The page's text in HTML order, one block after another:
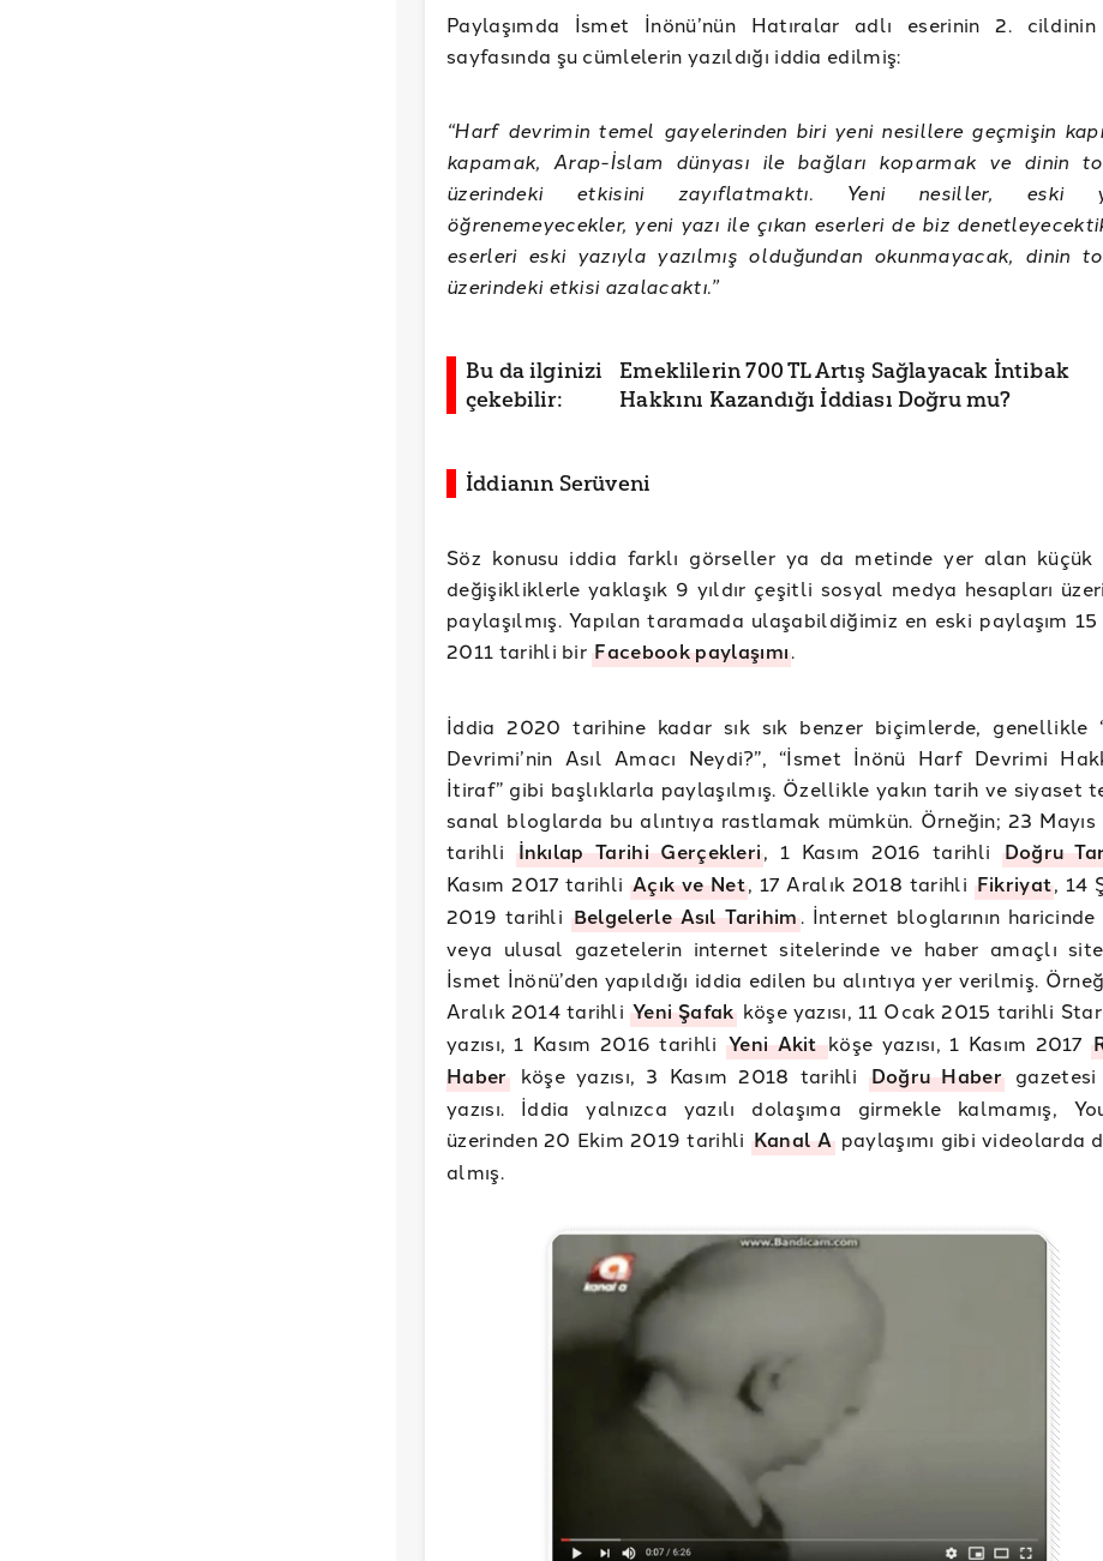
Paylaşımda İsmet İnönü’nün Hatıralar adlı eserinin 2.
sayfasında şu cümlelerin yazıldığı iddia edilmiş:
“Harf devrimin temel gayelerinden biri yeni nesillere geçmişin
kapamak, Arap-İslam dünyası ile bağları koparmak ve dinin
üzerindeki etkisini zayıflatmaktı. Yeni nesiller, eski
öğrenemeyecekler, yeni yazı ile çıkan eserleri de biz
eserleri eski yazıyla yazılmış olduğundan okunmayacak, dinin
üzerindeki etkisi azalacaktı.”
Bu da ilginizi
çekebilir:
Emeklilerin 700 TL Artış Sağlayacak İntibak
Hakkını Kazandığı İddiası Doğru mu?
İddianın Serüveni
Söz konusu iddia farklı görseller ya da metinde yer alan küçük
değişikliklerle yaklaşık 9 yıldır çeşitli sosyal medya hesapları
paylaşılmış. Yapılan taramada ulaşabildiğimiz en eski paylaşım
2011 tarihli birFacebook paylaşımı.
İddia 2020 tarihine kadar sık sık benzer biçimlerde, genellikle
Devrimi’nin Asıl Amacı Neydi?”, “İsmet İnönü Harf Devrimi
İtiraf” gibi başlıklarla paylaşılmış. Özellikle yakın tarih ve siyaset
sanal bloglarda bu alıntıya rastlamak mümkün. Örneğin; 23 Mayıs
tarihli İnkılap Tarihi Gerçekleri, 1 Kasım 2016 tarihli Doğru
Kasım 2017 tarihli Açık ve Net, 17 Aralık 2018 tarihli Fikriyat, 14
2019 tarihli Belgelerle Asıl Tarihim. İnternet bloglarının haricinde
veya ulusal gazetelerin internet sitelerinde ve haber amaçlı
İsmet İnönü’den yapıldığı iddia edilen bu alıntıya yer verilmiş.
Aralık 2014 tarihli Yeni Şafakköşe yazısı, 11 Ocak 2015 tarihli
yazısı, 1 Kasım 2016 tarihli Yeni Akitköşe yazısı, 1 Kasım 2017
Haberköşe yazısı, 3 Kasım 2018 tarihli Doğru Haber
yazısı. İddia yalnızca yazılı dolaşıma girmekle kalmamış,
üzerinden 20 Ekim 2019 tarihli Kanal Apaylaşımı gibi videolarda
almış.